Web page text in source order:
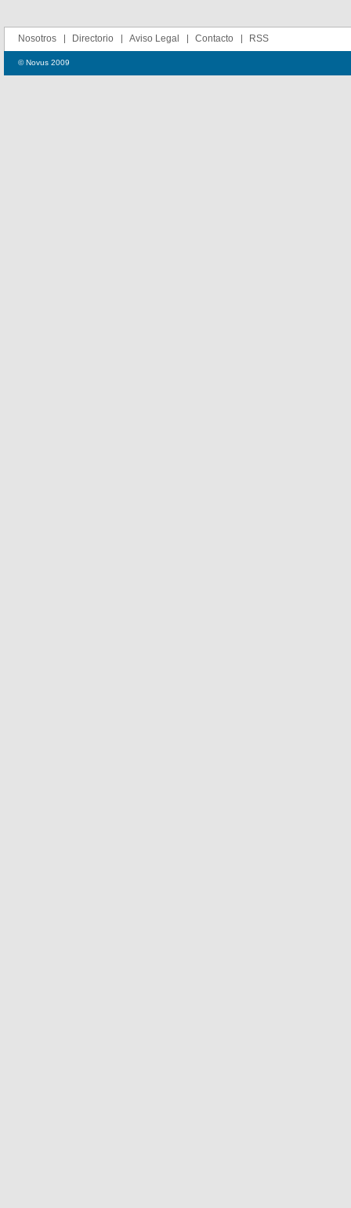
Nosotros Directorio Aviso Legal Contacto RSS
© Novus 2009